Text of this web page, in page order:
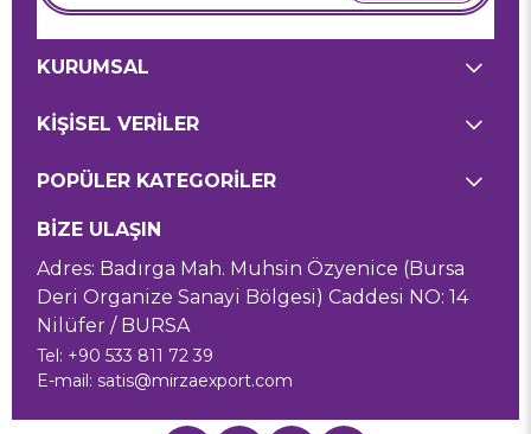
KURUMSAL
KİŞİSEL VERİLER
POPÜLER KATEGORİLER
BİZE ULAŞIN
Adres: Badırga Mah. Muhsin Özyenice (Bursa
Deri Organize Sanayi Bölgesi) Caddesi NO: 14
Nilüfer / BURSA
Tel: +90 533 811 72 39
E-mail: satis@mirzaexport.com